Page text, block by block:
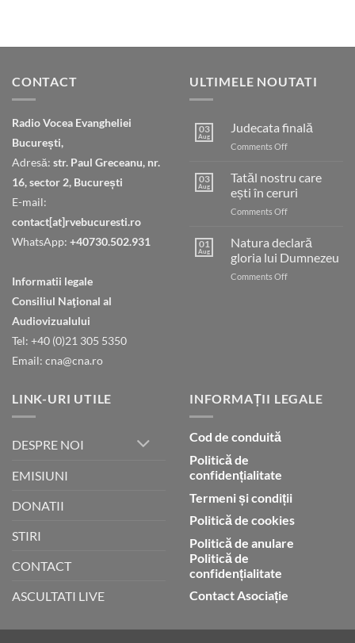
CONTACT
Radio Vocea Evangheliei
București,
Adresă: str. Paul Greceanu, nr.
16, sector 2, București
E-mail:
contact[at]rvebucuresti.ro
WhatsApp: +40730.502.931
Informatii legale
Consiliul Naţional al
Audiovizualului
Tel: +40 (0)21 305 5350
Email: cna@cna.ro
ULTIMELE NOUTATI
03
Aug
Judecata finală
Comments Offon
03
Aug
Tatăl nostru care
ești în ceruri
Comments Offon
nostru
ești
în
01
Aug
Natura declară
gloria lui Dumnezeu
Comments Offon
LINK-URI UTILE
DESPRE NOI
EMISIUNI
DONATII
STIRI
CONTACT
ASCULTATI LIVE
INFORMAȚII LEGALE
Cod de conduită
Politică de
confidențialitate
Termeni și condiții
Politică de cookies
Politică de anulare
Politică de
confidențialitate
Contact Asociație